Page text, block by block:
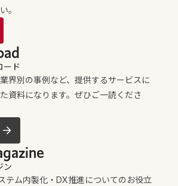
。
ード
界別の事例など、提供するサービスに
資料になります。ぜひご一読くださ
ン
テム内製化・DX推進についてのお役立